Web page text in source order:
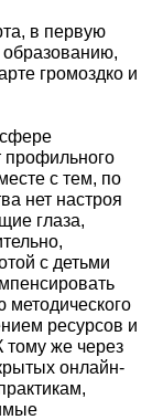
в первую
громоздко и
профильного
с тем, по
нет настроя
глаза,
с детьми
методического
ресурсов и
тому же через
онлайн-